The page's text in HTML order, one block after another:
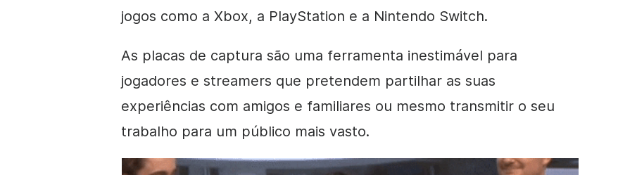
jogos como a Xbox, a PlayStation e a Nintendo Switch.
As placas de captura são uma ferramenta inestimável para
jogadores e streamers que pretendem partilhar as suas
experiências com amigos e familiares ou mesmo transmitir o seu
trabalho para um público mais vasto.